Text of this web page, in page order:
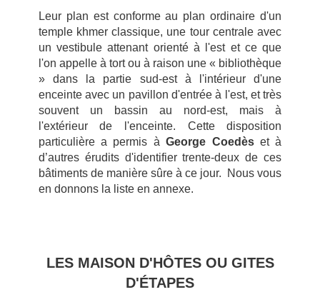
Leur plan est conforme au plan ordinaire d'un
temple khmer classique, une tour centrale avec
un vestibule attenant orienté à l'est et ce que
l'on appelle à tort ou à raison une « bibliothèque
» dans la partie sud-est à l'intérieur d'une
enceinte avec un pavillon d'entrée à l'est, et très
souvent un bassin au nord-est, mais à
l'extérieur de l'enceinte. Cette disposition
particulière a permis àGeorge Coedèset à
d’autres érudits d'identifier trente-deux de ces
bâtiments de manière sûre à ce jour. Nous vous
en donnons la liste en annexe.
LES MAISON D'HÔTES OU GITES
D'ÉTAPES